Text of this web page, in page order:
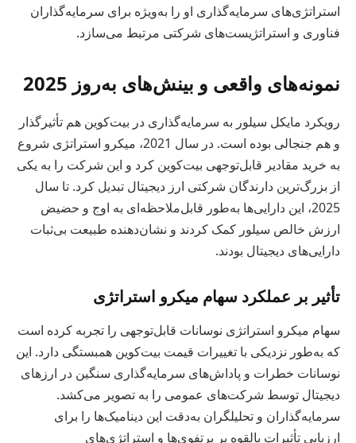
استراتژی‌های سرمایه‌گذاری او را به‌ویژه برای سرمایه‌گذاران
فناوری و استراتژیست‌های شرکتی مرتبط می‌سازد.
نمونه‌های واقعی و بینش‌های به‌روز 2025
رویکرد مایکل سیلور به سرمایه‌گذاری در بیت‌کوین هم تأثیرگذار
و هم جنجالی بوده است. در سال 2021، میکرو استراتژی شروع
به خرید مقادیر قابل‌توجهی بیت‌کوین کرد و این شرکت را به یکی
از بزرگ‌ترین دارندگان شرکتی ارز دیجیتال تبدیل کرد. تا سال
2025، این دارایی‌ها به‌طور قابل‌ملاحظه‌ای به اوج و حضیض
ارزش خالص سیلور کمک کردند و نشان‌دهنده طبیعت بی‌ثبات
دارایی‌های دیجیتال بودند.
تأثیر بر عملکرد سهام میکرو استراتژی
سهام میکرو استراتژی نوسانات قابل‌توجهی را تجربه کرده است
که به‌طور نزدیکی با تغییرات قیمت بیت‌کوین همبستگی دارد. این
نوسانات خطرات و پاداش‌های سرمایه‌گذاری سنگین در ارزهای
دیجیتال توسط شرکت‌های عمومی را به تصویر می‌کشد.
سرمایه‌گذاران و تحلیلگران به‌دقت این دینامیک‌ها را برای
ارزیابی تأثیرات بالقوه بر پرتفوی‌ها و استراتژی‌های